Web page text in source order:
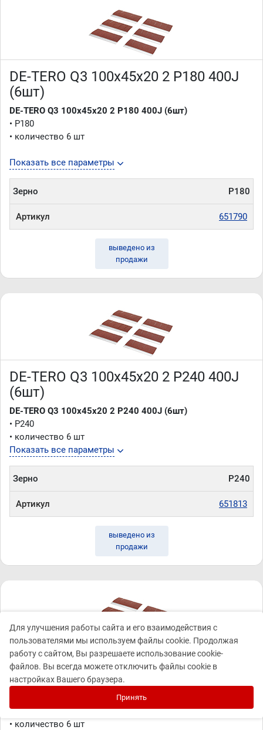
DE-TERO Q3 100х45х20 2 P180 400J
(6шт)
DE-TERO Q3 100х45х20 2 P180 400J (6шт)
• P180
• количество 6 шт
Показать все параметры
Зерно P180
Артикул 651790
выведено из
продажи
DE-TERO Q3 100х45х20 2 P240 400J
(6шт)
DE-TERO Q3 100х45х20 2 P240 400J (6шт)
• P240
• количество 6 шт
Показать все параметры
Зерно P240
Артикул 651813
выведено из
продажи
DE-TERO Q3 100х45х20 2 P320 400J
(6шт)
DE-TERO Q3 100х45х20 2 P320 400J (6шт)
• P320
• количество 6 шт
Для улучшения работы сайта и его взаимодействия с
пользователями мы используем файлы cookie. Продолжая
работу с сайтом, Вы разрешаете использование cookie-
файлов. Вы всегда можете отключить файлы cookie в
настройках Вашего браузера.
Принять